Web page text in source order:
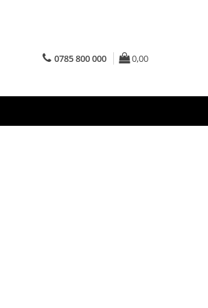
0785 800 000 0,00